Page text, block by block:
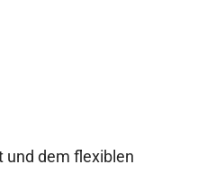
und dem flexiblen